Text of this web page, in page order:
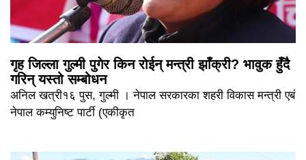
गृह जिल्ला गुल्मी पुगेर किन रोईन् मन्त्री झाँक्री? भावुक हुँदै
गरिन् यस्तो सम्बोधन
अनिल खत्री१६ पुस, गुल्मी । नेपाल सरकारका शहरी विकास मन्त्री एबं
नेपाल कम्युनिष्ट पार्टी (एकीकृत